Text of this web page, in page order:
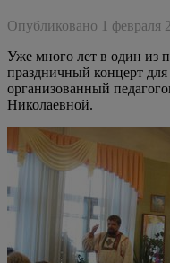
Опубликовано 1 февраля
Уже много лет в один из
праздничный концерт
организованный
Николаевной.